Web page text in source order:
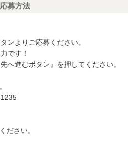
応募方法
ンよりご応募ください。
です！
へ進むボタン』を押してください。
ださい。